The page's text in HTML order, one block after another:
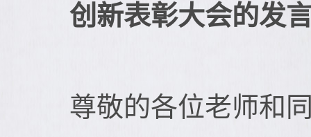
创新表彰大会的发
尊敬的各位老师和